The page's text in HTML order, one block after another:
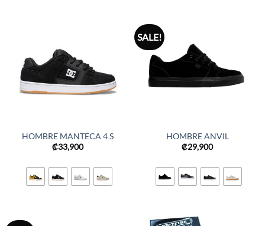
HOMBRE MANTECA 4 S
₡33,900
SALE!
HOMBRE ANVIL
₡29,900